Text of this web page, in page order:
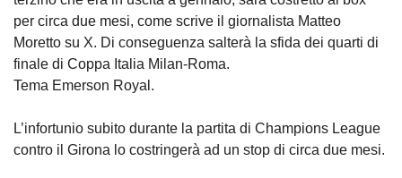
per circa due mesi, come scrive il giornalista Matteo
Moretto su X. Di conseguenza salterà la sfida dei quarti di
finale di Coppa Italia Milan-Roma.
Tema Emerson Royal.
L’infortunio subito durante la partita di Champions League
contro il Girona lo costringerà ad un stop di circa due mesi.